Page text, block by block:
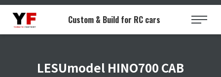
Custom & Build for RC cars
Category
LESUmodel HINO700 CAB